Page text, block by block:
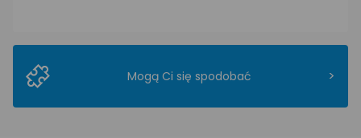
Mogą Ci się spodobać >